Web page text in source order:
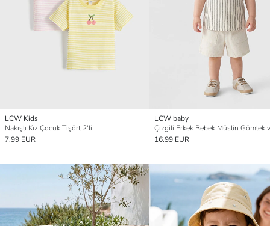
LCW Kids
Nakışlı Kız Çocuk Tişört 2'li
7.99 EUR
LCW baby
16.99 EUR